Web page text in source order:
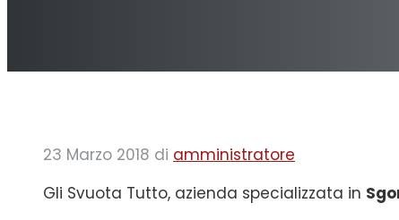
23 Marzo 2018 di amministratore
Gli Svuota Tutto, azienda specializzata in